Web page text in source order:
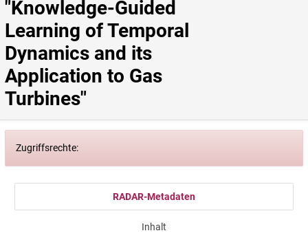
"Knowledge-Guided
Learning of Temporal
Dynamics and its
Application to Gas
Turbines"
Zugriffsrechte:
RADAR-Metadaten
Inhalt